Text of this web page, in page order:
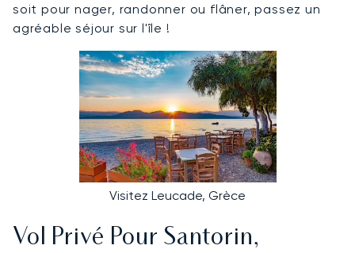
soit pour nager, randonner ou flâner, passez un
agréable séjour sur l'île !
Visitez Leucade, Grèce
Vol Privé Pour Santorin,